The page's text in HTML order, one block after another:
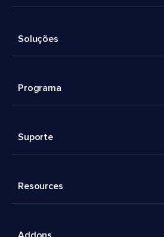
Soluções
Programa
Suporte
Resources